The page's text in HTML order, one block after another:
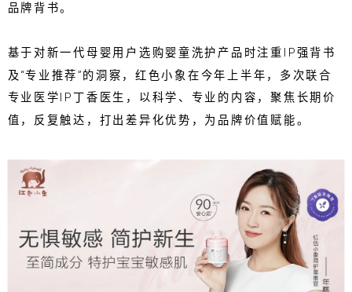
品牌背书。
基于对新一代母婴用户选购婴童洗护产品时注重IP强背书
及“专业推荐”的洞察，红色小象在今年上半年，多次联合
专业医学IP丁香医生，以科学、专业的内容，聚焦长期价
值，反复触达，打出差异化优势，为品牌价值赋能。